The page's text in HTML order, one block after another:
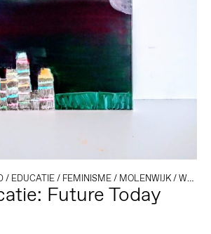
/ EDUCATIE/ FEMINISME/ MOLENWIJK/WORKSHOP
Future Today